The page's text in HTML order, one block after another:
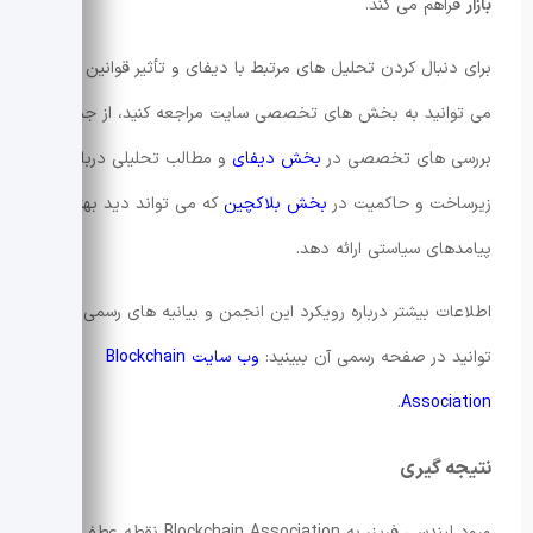
بازار فراهم می کند.
برای دنبال کردن تحلیل های مرتبط با دیفای و تأثیر قوانین جدید
می توانید به بخش های تخصصی سایت مراجعه کنید، از جمله
بررسی های تخصصی در بخش دیفای و مطالب تحلیلی درباره
زیرساخت و حاکمیت در بخش بلاکچین که می تواند دید بهتری از
پیامدهای سیاستی ارائه دهد.
اطلاعات بیشتر درباره رویکرد این انجمن و بیانیه های رسمی را می
توانید در صفحه رسمی آن ببینید:
وب سایت Blockchain
Association
.
نتیجه گیری